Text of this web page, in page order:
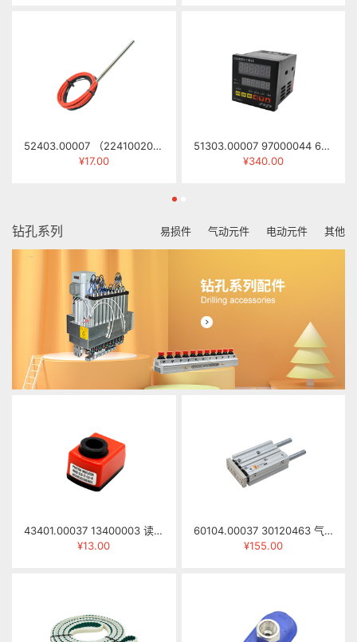
52403.00007 （22410020） 发热管 φ8×135MM 330W 415V
¥17.00
51303.00007 97000044 6位计数/定时器 CT7-MB61(GE7-P62A)
¥340.00
钻孔系列 易损件 气动元件 电动元件 其他
43401.00037 13400003 读数器 0402-2.0-I-14-0
¥13.00
60104.00037 30120463 气缸 SGM16×60-S-DG042-217B
¥155.00